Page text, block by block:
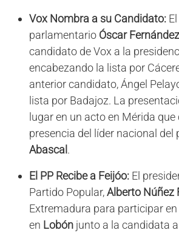
Vox Nombra a su Candidato:
parlamentario Óscar Fernández
candidato de Vox a la
encabezando la lista por
anterior candidato, Ángel
lista por Badajoz. La
lugar en un acto en Mérida
presencia del líder nacional del
Abascal .
El PP Recibe a Feijóo: El
Partido Popular,Alberto Núñez
Extremadura para participar
en Lobón junto a la candidata